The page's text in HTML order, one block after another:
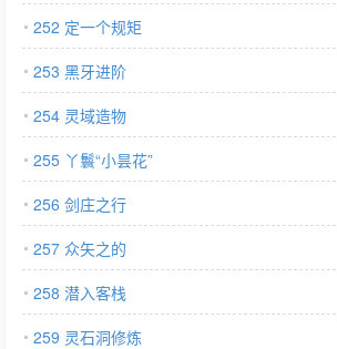
252 定一个规矩
253 黑牙进阶
254 灵域造物
255 丫鬟“小昙花”
256 剑庄之行
257 众矢之的
258 潜入客栈
259 灵石洞修炼